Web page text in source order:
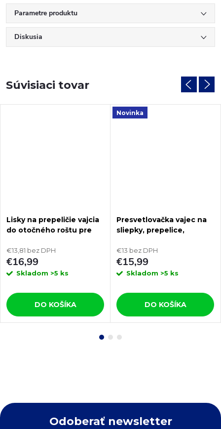
Parametre produktu
Diskusia
Súvisiaci tovar
Lisky na prepeličie vajcia
do otočného roštu pre
€13,81 bez DPH
€16,99
Skladom >5 ks
DO KOŠÍKA
Novinka
Presvetlovačka vajec na
sliepky, prepelice,
PUISOR EC-01B
€13 bez DPH
€15,99
Skladom >5 ks
DO KOŠÍKA
Odoberať newsletter